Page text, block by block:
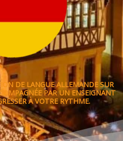
DE LANGUE ALLEMANDE SUR
PAR UN ENSEIGNANT
À VOTRE RYTHME.